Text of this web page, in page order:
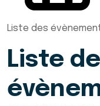
Liste des
Liste